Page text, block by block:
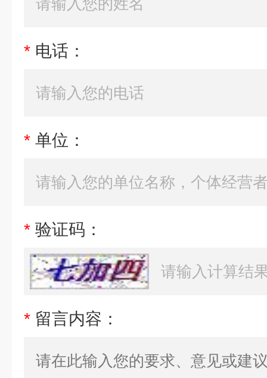
* 电话：
* 单位：
* 验证码：
* 留言内容：